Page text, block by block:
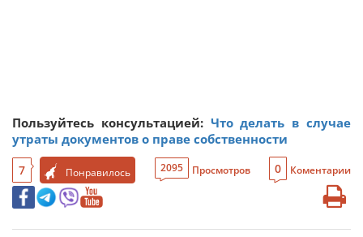
Пользуйтесь консультацией: Что делать в случае
утраты документов о праве собственности
7 Понравилось 2095 Просмотров 0 Коментарии